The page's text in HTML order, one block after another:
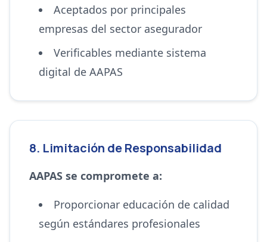
Aceptados por principales
empresas del sector asegurador
Verificables mediante sistema
digital de AAPAS
8. Limitación de Responsabilidad
AAPAS se compromete a:
Proporcionar educación de calidad
según estándares profesionales